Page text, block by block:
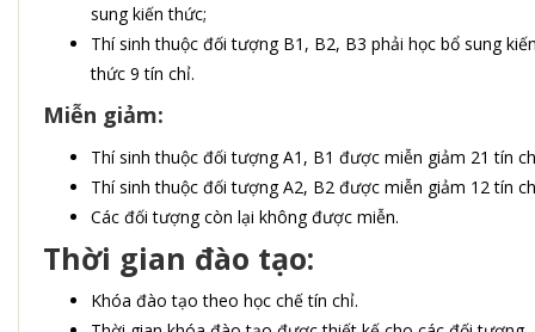
sung kiến thức;
Thí sinh thuộc đối tượng B1, B2, B3 phải học bổ sung
thức 9 tín chỉ.
Miễn giảm:
Thí sinh thuộc đối tượng A1, B1 được miễn giảm 21 tín
Thí sinh thuộc đối tượng A2, B2 được miễn giảm 12 tín
Các đối tượng còn lại không được miễn.
Thời gian đào tạo:
Khóa đào tạo theo học chế tín chỉ.